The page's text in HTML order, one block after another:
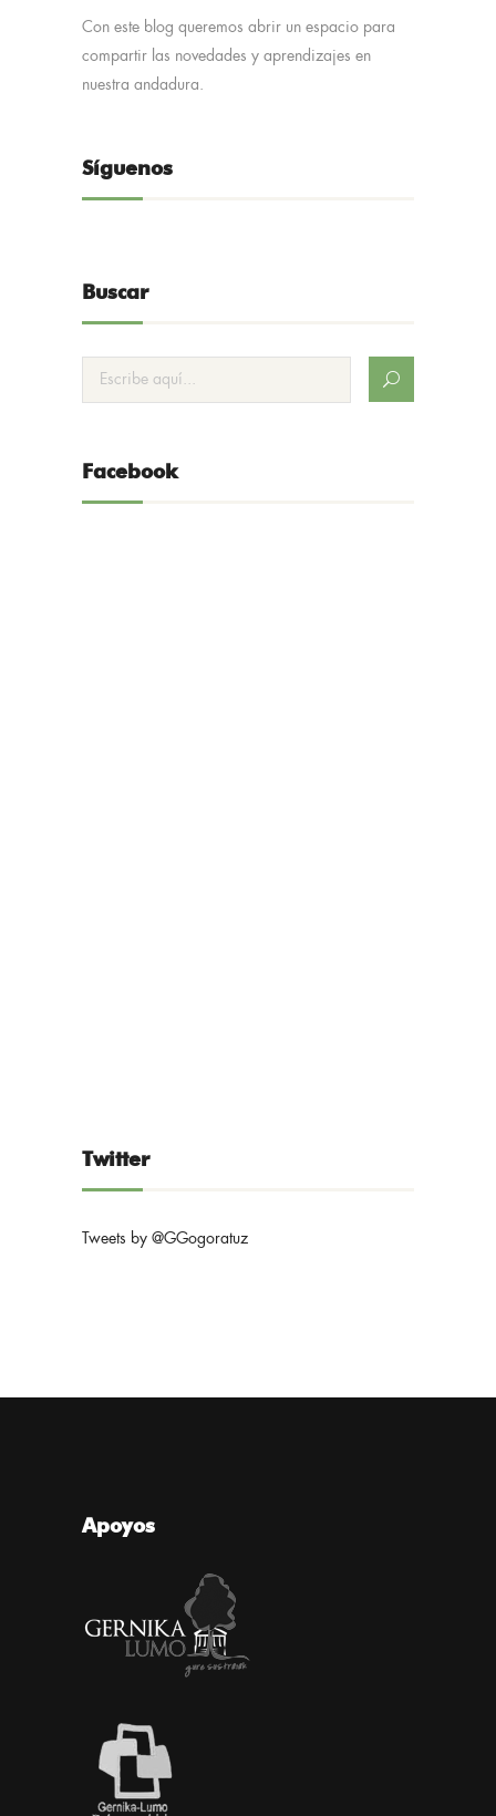
Con este blog queremos abrir un espacio para
compartir las novedades y aprendizajes en
nuestra andadura.
Síguenos
Buscar
Facebook
Twitter
Tweets by @GGogoratuz
Apoyos